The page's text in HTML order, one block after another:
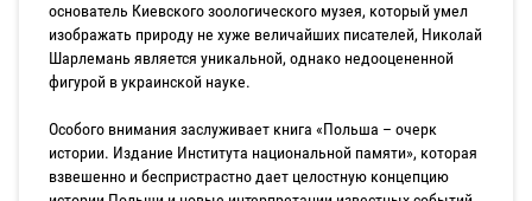
основатель Киевского зоологического музея, который умел
изображать природу не хуже величайших писателей, Николай
Шарлемань является уникальной, однако недооцененной
фигурой в украинской науке.
Особого внимания заслуживает книга «Польша – очерк
истории. Издание Института национальной памяти», которая
взвешенно и беспристрастно дает целостную концепцию